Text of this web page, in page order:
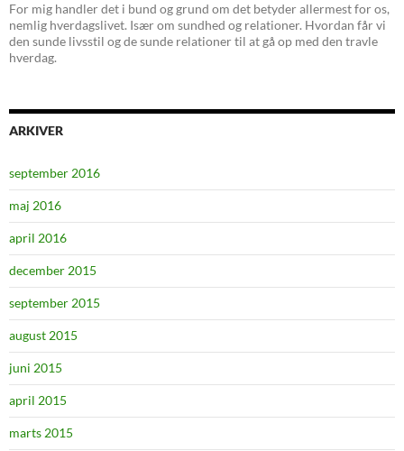
For mig handler det i bund og grund om det betyder allermest for os,
nemlig hverdagslivet. Især om sundhed og relationer. Hvordan får vi
den sunde livsstil og de sunde relationer til at gå op med den travle
hverdag.
ARKIVER
september 2016
maj 2016
april 2016
december 2015
september 2015
august 2015
juni 2015
april 2015
marts 2015